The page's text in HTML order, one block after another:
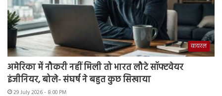
वायरल
अमेरिका में नौकरी नहीं मिली तो भारत लौटे सॉफ्टवेयर
इंजीनियर, बोले- संघर्ष ने बहुत कुछ सिखाया
29 July 2026 - 8:00 PM